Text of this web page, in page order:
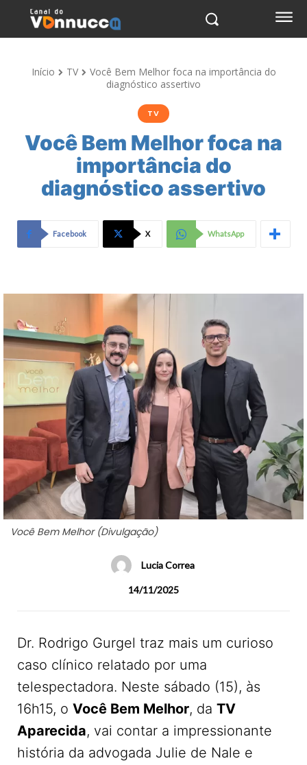
Início TV
Você Bem Melhor foca na importância do
diagnóstico assertivo
TV
Você Bem Melhor foca na
importância do
diagnóstico assertivo
Facebook X WhatsApp
Você Bem Melhor (Divulgação)
Lucia Correa
14/11/2025
Dr. Rodrigo Gurgel traz mais um curioso
caso clínico relatado por uma
telespectadora. Neste sábado (15), às
16h15, o Você Bem Melhor, da TV
Aparecida, vai contar a impressionante
história da advogada Julie de Nale e